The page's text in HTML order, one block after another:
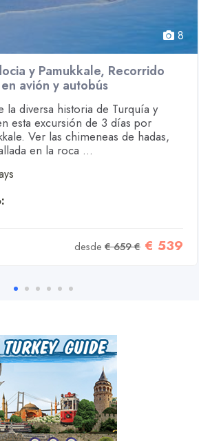
8
y Pamukkale, Recorrido
avión y autobús
la diversa historia de Turquía y
esta excursión de 3 días por
Ver las chimeneas de hadas,
en la roca ...
desde € 659 €€ 539